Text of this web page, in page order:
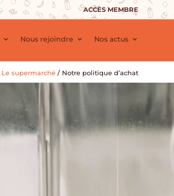
ACCÈS MEMBRE
Nous rejoindre Nos actus
Le supermarché / Notre politique d’achat